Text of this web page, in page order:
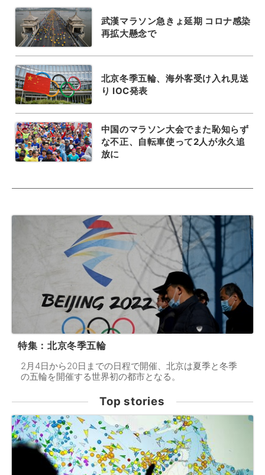
武漢マラソン急きょ延期 コロナ感染
再拡大懸念で
北京冬季五輪、海外客受け入れ見送
り IOC発表
中国のマラソン大会でまた恥知らず
な不正、自転車使って2人が永久追
放に
特集：北京冬季五輪
2月4日から20日までの日程で開催、北京は夏季と冬季
の五輪を開催する世界初の都市となる。
Top stories